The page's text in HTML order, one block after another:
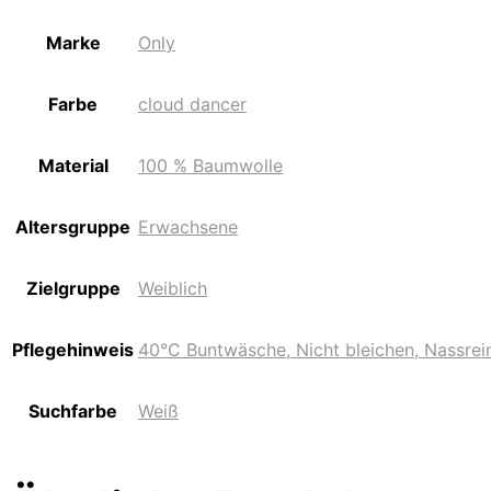
Marke Only
Farbe cloud dancer
Material 100 % Baumwolle
Altersgruppe Erwachsene
Zielgruppe Weiblich
Pflegehinweis 40°C Buntwäsche, Nicht bleichen,
Suchfarbe Weiß